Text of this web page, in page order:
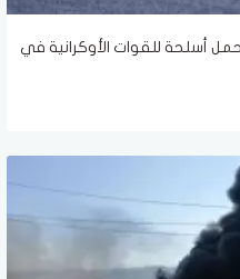
أسلحة للقوات الأوكرانية في